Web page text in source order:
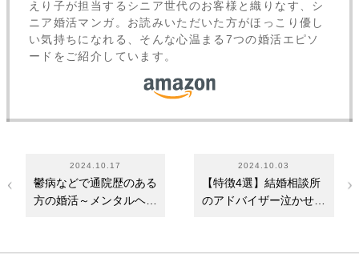
えり子が担当するシニア世代のお客様と織りなす、シ
ニア婚活マンガ。お読みいただいた方がほっこり優し
い気持ちになれる、そんな心温まる7つの婚活エピソ
ードをご紹介しています。
2024.10.17
鬱病などで通院歴のある
方の婚活～メンタルヘル
2024.10.03
【特徴4選】結婚相談所
のアドバイザー泣かせな